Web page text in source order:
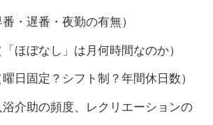
・遅番・夜勤の有無）
ほぼなし」は月何時間なのか）
日固定？シフト制？年間休日数）
介助の頻度、レクリエーションの